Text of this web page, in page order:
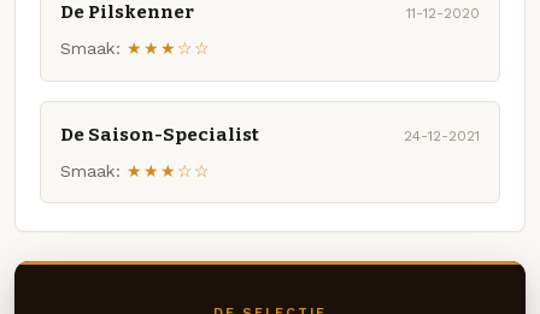
De Pilskenner 11-12-2020
Smaak: ★★★☆☆
De Saison-Specialist 24-12-2021
Smaak: ★★★☆☆